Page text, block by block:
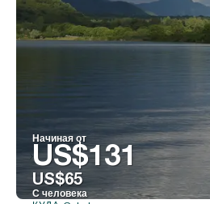
Начиная от
US$131
US$65
С человека